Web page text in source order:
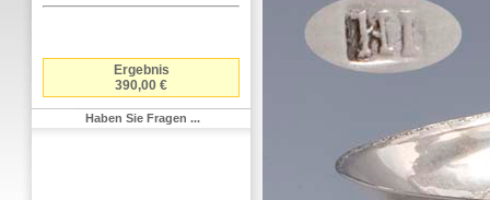
Ergebnis
390,00 €
Haben Sie Fragen ...